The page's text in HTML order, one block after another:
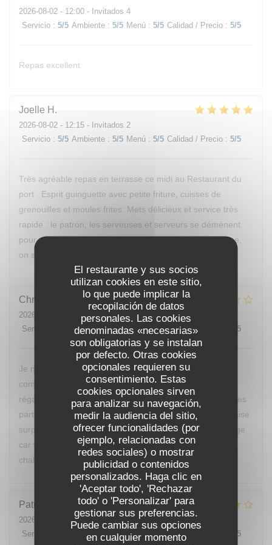
El restaurante y sus socios
utilizan cookies en este sitio,
lo que puede implicar la
recopilación de datos
personales. Las cookies
denominadas «necesarias»
son obligatorias y se instalan
por defecto. Otras cookies
opcionales requieren su
consentimiento. Estas
cookies opcionales sirven
para analizar su navegación,
medir la audiencia del sitio,
ofrecer funcionalidades (por
ejemplo, relacionadas con
redes sociales) o mostrar
publicidad o contenidos
personalizados. Haga clic en
'Aceptar todo', 'Rechazar
todo' o 'Personalizar' para
gestionar sus preferencias.
Puede cambiar sus opciones
en cualquier momento
2026-08-02 - 12:00 - Invitados 4
Servicio : 5/5 Ambiente : 5/5 Menú : 5/5 Calidad / Precio : 5/5
Repas excellent
Joelle H
2026-08-02 - 12:15 - Invitados 2
Servicio : 5/5 Ambiente : 5/5 Menú : 5/5 Calidad / Precio : 5/5
Très agréable repas en terrasse ce midi au Restaurant du
port . Esprit guinguette avec petite friture, cuisses de
grenouilles et moules frites. Mets délicieux et service très
rapide : le patron, les serveuses et serveurs se démènent
pour vous satisfaire rapidement. Il va de soi qu'en cuisine,
on se démène également. Bravo à l'équipe !
Christine
2026-07-25
- 20:00 - Invitados 2
Servicio
Ambiente: 2/5 Menú: 1/5 Calidad / Precio /5
Je ne reviendrai pas manger chez vous, nous avons
commandé des moules, nous ne sommes vraiment pas
régalés, pas mieux qu’à la cantine. D’ailleurs nous sommes
partis avant le dessert de peur d’avoir encore une mauvaise
surprise. Vous devriez changer de cuisinier c’est dommage
car votre restaurant est bien placé et votre accueil était
chaleureux.
Patrick
2026-07-24
- 12:00 - Invitados 1
Servicio
Ambiente: 4/5 Menú: 4/5 Calidad / Precio /5